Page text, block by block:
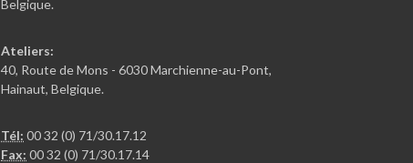
Belgique.
Ateliers:
40, Route de Mons - 6030 Marchienne-au-Pont,
Hainaut, Belgique.
Tél: 00 32 (0) 71/30.17.12
Fax: 00 32 (0) 71/30.17.14